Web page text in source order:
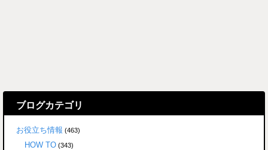
ブログカテゴリ
お役立ち情報 (463)
HOW TO (343)